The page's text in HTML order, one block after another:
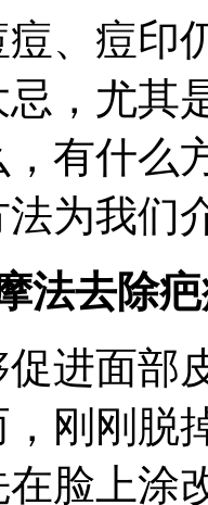
、痘印
忌，尤其
，有什么
为我们
法去除
进面部
刚刚脱
脸上涂